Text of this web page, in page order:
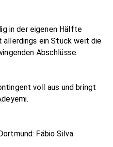
in der eigenen Hälfte
allerdings ein Stück weit die
Abschlüsse.
voll aus und bringt
Fábio Silva